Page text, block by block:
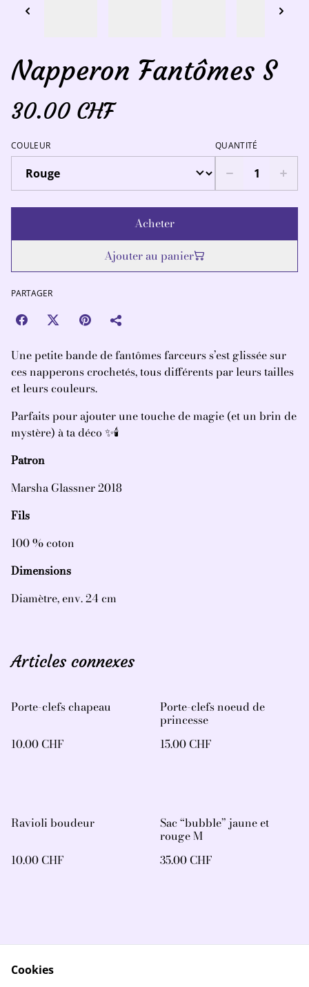
Napperon Fantômes S
30.00 CHF
COULEUR QUANTITÉ
Acheter
Ajouter au panier
PARTAGER
Une petite bande de fantômes farceurs s’est glissée sur
ces napperons crochetés, tous différents par leurs tailles
et leurs couleurs.
Parfaits pour ajouter une touche de magie (et un brin de
mystère) à ta déco ✨🕯️
Patron
Marsha Glassner 2018
Fils
100 % coton
Dimensions
Diamètre, env. 24 cm
Articles connexes
Porte-clefs chapeau
10.00 CHF
Porte-clefs noeud de
princesse
15.00 CHF
Ravioli boudeur
10.00 CHF
Sac “bubble” jaune et
rouge M
35.00 CHF
Cookies